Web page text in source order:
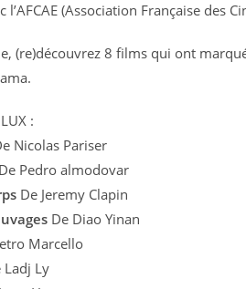
(Association Française des
(re)découvrez 8 films qui ont
:
Nicolas Pariser
De Pedro almodovar
De Jeremy Clapin
De Diao Yinan
Marcello
Ladj Ly